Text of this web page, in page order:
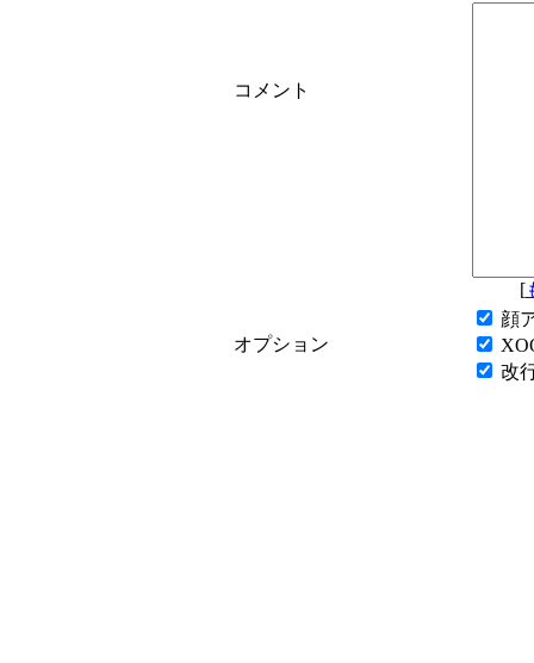
コメント
[
オプション
顔
改